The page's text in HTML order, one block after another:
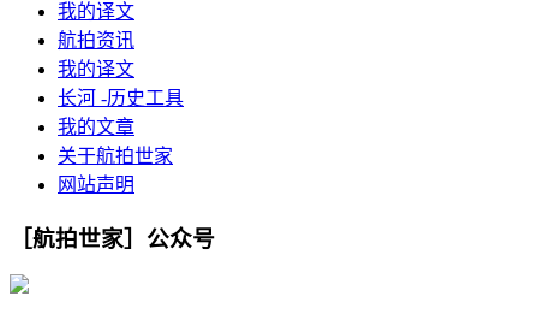
我的译文
航拍资讯
我的译文
长河 -历史工具
我的文章
关于航拍世家
网站声明
［航拍世家］公众号